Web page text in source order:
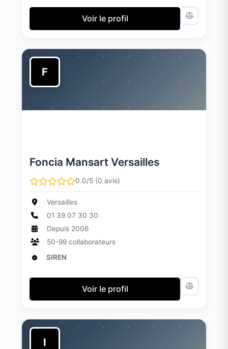
Voir le profil
F
Foncia Mansart Versailles
0.0/5 (0 avis)
Versailles
01 39 07 30 30
Depuis 2006
50-99 collaborateurs
SIREN
Voir le profil
I